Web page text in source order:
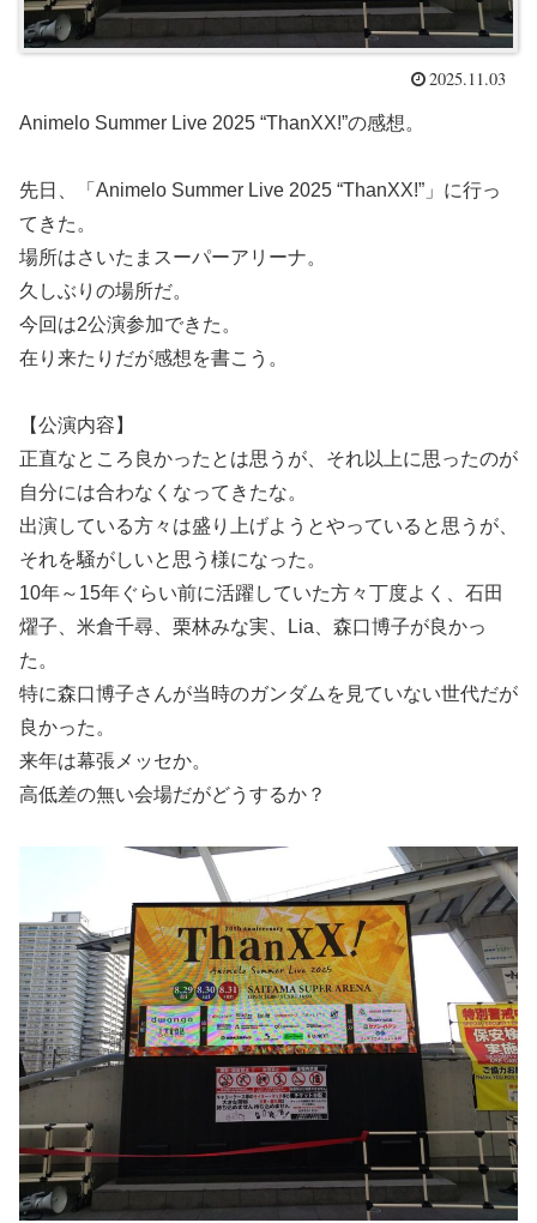
2025.11.03
Animelo Summer Live 2025 “ThanXX!”の感想。
先日、「Animelo Summer Live 2025 “ThanXX!”」に行っ
てきた。
場所はさいたまスーパーアリーナ。
久しぶりの場所だ。
今回は2公演参加できた。
在り来たりだが感想を書こう。
【公演内容】
正直なところ良かったとは思うが、それ以上に思ったのが
自分には合わなくなってきたな。
出演している方々は盛り上げようとやっていると思うが、
それを騒がしいと思う様になった。
10年～15年ぐらい前に活躍していた方々丁度よく、石田
燿子、米倉千尋、栗林みな実、Lia、森口博子が良かっ
た。
特に森口博子さんが当時のガンダムを見ていない世代だが
良かった。
来年は幕張メッセか。
高低差の無い会場だがどうするか？